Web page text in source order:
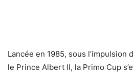
Lancée en 1985, sous l’impulsion
le Prince Albert II, la Primo Cup